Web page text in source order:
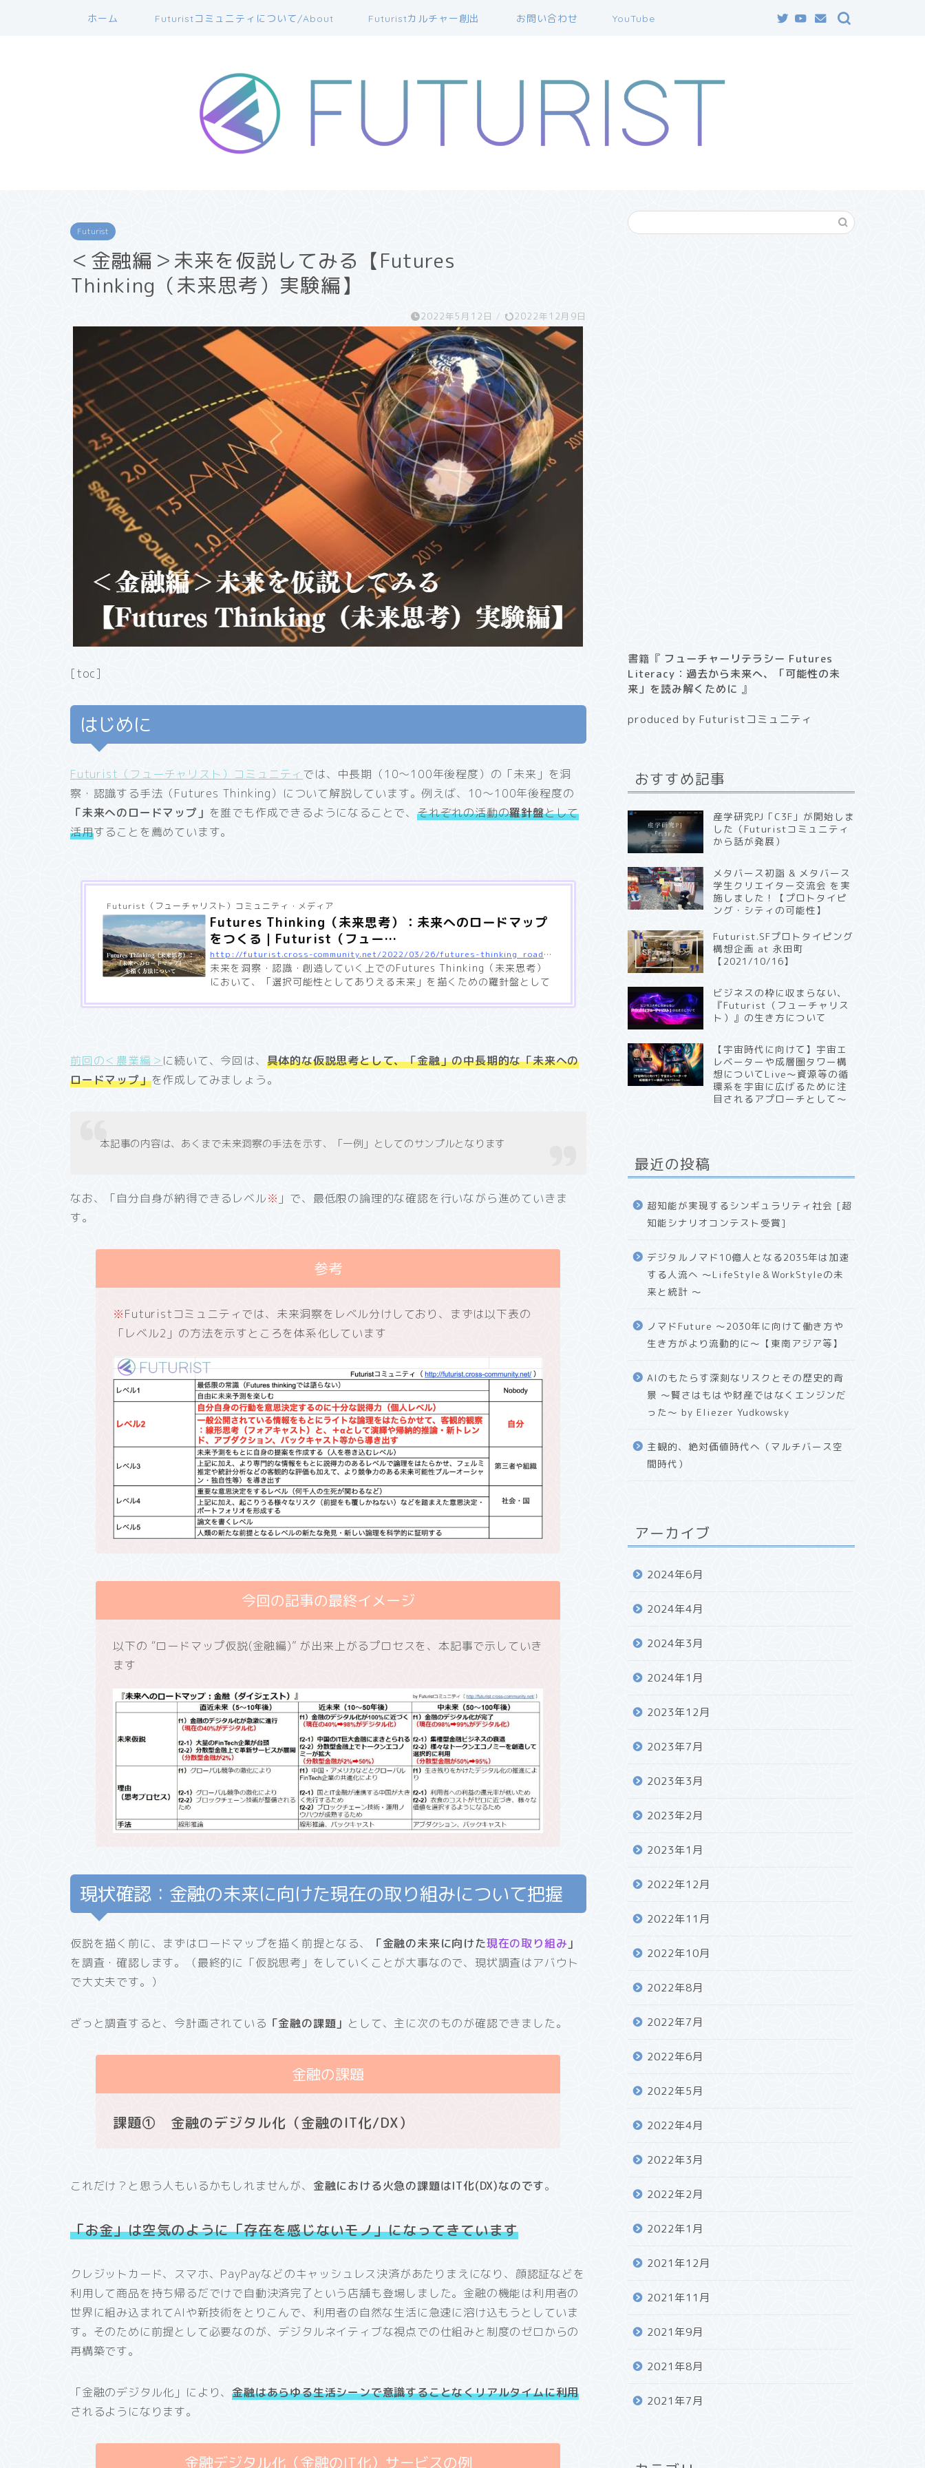
ホーム Futuristコミュニティについて/About Futuristカルチャー創出 お問い合わせ YouTube
Futurist
＜金融編＞未来を仮説してみる【Futures
Thinking（未来思考）実験編】
2022年5月12日 / 2022年12月9日
[toc]
はじめに
Futurist（フューチャリスト）コミュニティ では、中長期（10～100年後程度）の「未来」を洞
察・認識する手法（Futures Thinking）について解説しています。例えば、10～100年後程度の
「未来へのロードマップ」 を誰でも作成できるようになることで、それぞれの活動の羅針盤として
活用することを薦めています。
Futurist（フューチャリスト）コミュニティ・メディア
Futures Thinking（未来思考）：未来へのロードマップ
をつくる｜Futurist（フュー…
http://futurist.cross-community.net/2022/03/26/futures-thinking_roadmap/
未来を洞察・認識・創造していく上でのFutures Thinking（未来思考）
において、「選択可能性としてありえる未来」を描くための羅針盤として
前回の＜農業編＞ に続いて、今回は、 具体的な仮説思考として、「金融」の中長期的な「未来への
ロードマップ」を作成してみましょう。
本記事の内容は、あくまで未来洞察の手法を示す、「一例」としてのサンプルとなります
なお、「自分自身が納得できるレベル※ 」で、最低限の論理的な確認を行いながら進めていきま
す。
参考
※Futuristコミュニティでは、未来洞察をレベル分けしており、まずは以下表の
「レベル2」の方法を示すところを体系化しています
今回の記事の最終イメージ
以下の “ロードマップ仮説(金融編)” が出来上がるプロセスを、本記事で示していき
ます
現状確認：金融の未来に向けた現在の取り組みについて把握
仮説を描く前に、まずはロードマップを描く前提となる、 「金融の未来に向けた現在の取り組み 」
を調査・確認します。（最終的に「仮説思考」をしていくことが大事なので、現状調査はアバウト
で大丈夫です。）
ざっと調査すると、今計画されている 「金融の課題」 として、主に次のものが確認できました。
金融の課題
課題① 金融のデジタル化（金融のIT化/DX）
これだけ？と思う人もいるかもしれませんが、 金融における火急の課題はIT化(DX)なのです。
「お金」は空気のように「存在を感じないモノ」になってきています
クレジットカード、スマホ、PayPayなどのキャッシュレス決済があたりまえになり、顔認証などを
利用して商品を持ち帰るだでけで自動決済完了という店舗も登場しました。金融の機能は利用者の
世界に組み込まれてAIや新技術をとりこんで、利用者の自然な生活に急速に溶け込もうとしていま
す。そのために前提として必要なのが、デジタルネイティブな視点での仕組みと制度のゼロからの
再構築です。
「金融のデジタル化」により、金融はあらゆる生活シーンで意識することなくリアルタイムに利用
されるようになります。
金融デジタル化（金融のIT化）サービスの例
書籍『 フューチャーリテラシー Futures
Literacy：過去から未来へ、「可能性の未
来」を読み解くために 』
produced by Futuristコミュニティ
おすすめ記事
産学研究PJ「C3F」が開始しま
した（Futuristコミュニティ
から話が発展）
メタバース初詣 & メタバース
学生クリエイター交流会 を実
施しました！【プロトタイピ
ング・シティの可能性】
Futurist.SFプロトタイピング
構想企画 at 永田町
【2021/10/16】
ビジネスの枠に収まらない、
『Futurist（フューチャリス
ト）』の生き方について
【宇宙時代に向けて】宇宙エ
レベーターや成層圏タワー構
想についてLive〜資源等の循
環系を宇宙に広げるために注
目されるアプローチとして〜
最近の投稿
超知能が実現するシンギュラリティ社会 [超
知能シナリオコンテスト受賞]
デジタルノマド10億人となる2035年は加速
する人流へ 〜LifeStyle＆WorkStyleの未
来と統計 〜
ノマドFuture 〜2030年に向けて働き方や
生き方がより流動的に〜【東南アジア等】
AIのもたらす深刻なリスクとその歴史的背
景 〜賢さはもはや財産ではなくエンジンだ
った〜 by Eliezer Yudkowsky
主観的、絶対価値時代へ（マルチバース空
間時代）
アーカイブ
2024年6月
2024年4月
2024年3月
2024年1月
2023年12月
2023年7月
2023年3月
2023年2月
2023年1月
2022年12月
2022年11月
2022年10月
2022年8月
2022年7月
2022年6月
2022年5月
2022年4月
2022年3月
2022年2月
2022年1月
2021年12月
2021年11月
2021年9月
2021年8月
2021年7月